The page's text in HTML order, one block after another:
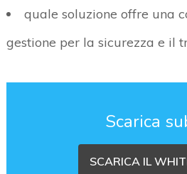
quale soluzione offre una
gestione per la sicurezza e il
Scarica
SCARICA IL